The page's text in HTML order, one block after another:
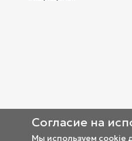
Согласие на
Мы используем cookie